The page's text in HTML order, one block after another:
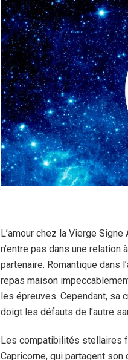
L’amour chez la Vierge
n’entre pas dans une
partenaire. Romantique dans
repas maison
les épreuves. Cependant, sa
doigt les défauts de l’autre
Les compatibilités stellaires
Capricorne, qui partagent son